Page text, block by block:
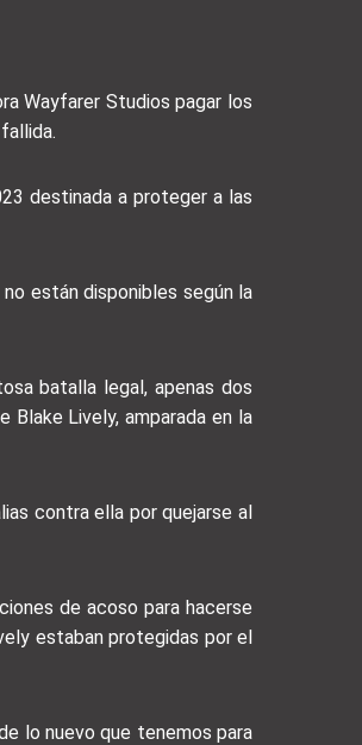
Wayfarer Studios pagar los
destinada a proteger a las
están disponibles según la
batalla legal, apenas dos
Blake Lively, amparada en la
contra ella por quejarse al
de acoso para hacerse
estaban protegidas por el
lo nuevo que tenemos para